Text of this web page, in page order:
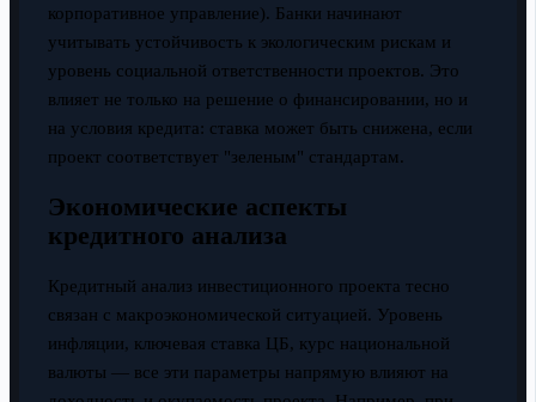
корпоративное управление). Банки начинают
учитывать устойчивость к экологическим рискам и
уровень социальной ответственности проектов. Это
влияет не только на решение о финансировании, но и
на условия кредита: ставка может быть снижена, если
проект соответствует "зеленым" стандартам.
Экономические аспекты
кредитного анализа
Кредитный анализ инвестиционного проекта тесно
связан с макроэкономической ситуацией. Уровень
инфляции, ключевая ставка ЦБ, курс национальной
валюты — все эти параметры напрямую влияют на